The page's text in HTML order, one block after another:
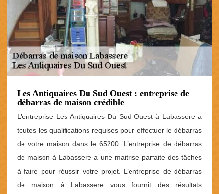
Les Antiquaires Du Sud Ouest : entreprise de
débarras de maison crédible
L’entreprise Les Antiquaires Du Sud Ouest à Labassere a
toutes les qualifications requises pour effectuer le débarras
de votre maison dans le 65200. L’entreprise de débarras
de maison à Labassere a une maitrise parfaite des tâches
à faire pour réussir votre projet. L’entreprise de débarras
de maison à Labassere vous fournit des résultats